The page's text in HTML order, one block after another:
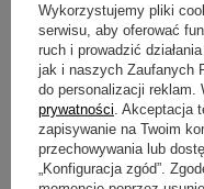
Wykorzystujemy pliki
serwisu, aby oferować
ruch i prowadzić
jak i naszych Zaufanych
do personalizacji reklam.
prywatności . Akceptacja
zapisywanie na Twoim
przechowywania lub
„Konfiguracja zgód”.